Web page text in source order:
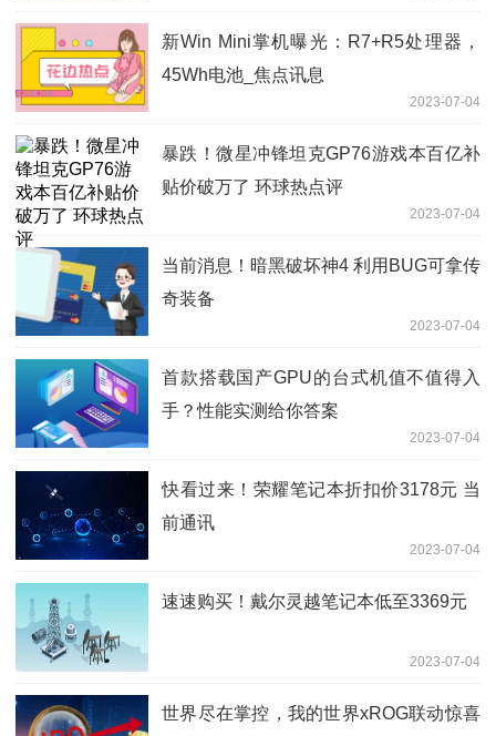
新Win Mini掌机曝光：R7+R5处理器，
45Wh电池_焦点讯息
2023-07-04
暴跌！微星冲锋坦克GP76游戏本百亿补
贴价破万了 环球热点评
2023-07-04
当前消息！暗黑破坏神4 利用BUG可拿传
奇装备
2023-07-04
首款搭载国产GPU的台式机值不值得入
手？性能实测给你答案
2023-07-04
快看过来！荣耀笔记本折扣价3178元 当
前通讯
2023-07-04
速速购买！戴尔灵越笔记本低至3369元
2023-07-04
世界尽在掌控，我的世界xROG联动惊喜